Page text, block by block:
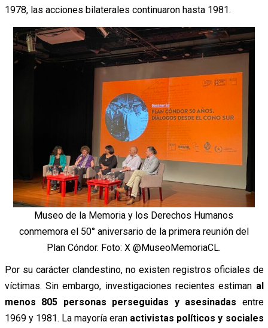
1978, las acciones bilaterales continuaron hasta 1981.
Museo de la Memoria y los Derechos Humanos
conmemora el 50° aniversario de la primera reunión del
Plan Cóndor. Foto: X @MuseoMemoriaCL.
Por su carácter clandestino, no existen registros oficiales de
víctimas. Sin embargo, investigaciones recientes estiman al
menos 805 personas perseguidas y asesinadas entre
1969 y 1981. La mayoría eran activistas políticos y sociales